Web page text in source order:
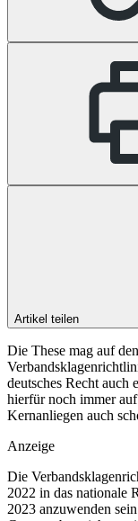
Artikel teilen
Die These mag auf
deutsches Recht auch
hierfür noch immer
Kernanliegen auch
Anzeige
Die
2022 in das nationale
2023 anzuwenden